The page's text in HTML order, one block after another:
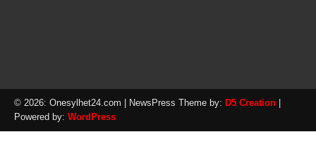
© 2026: Onesylhet24.com | NewsPress Theme by: D5 Creation
Powered by: WordPress